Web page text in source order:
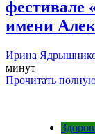
фестивале
имени
Ирина
минут
Прочитать